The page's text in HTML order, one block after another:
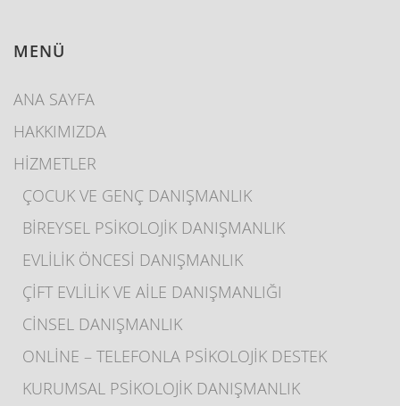
MENÜ
ANA SAYFA
HAKKIMIZDA
HİZMETLER
ÇOCUK VE GENÇ DANIŞMANLIK
BİREYSEL PSİKOLOJİK DANIŞMANLIK
EVLİLİK ÖNCESİ DANIŞMANLIK
ÇİFT EVLİLİK VE AİLE DANIŞMANLIĞI
CİNSEL DANIŞMANLIK
ONLİNE – TELEFONLA PSİKOLOJİK DESTEK
KURUMSAL PSİKOLOJİK DANIŞMANLIK